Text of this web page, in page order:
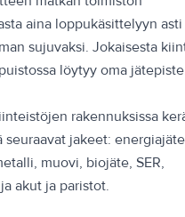
aina loppukäsittelyyn asti
sujuvaksi. Jokaisesta
löytyy oma
rakennuksissa
seuraavat jakeet:
muovi, biojäte, SER,
akut ja paristot.